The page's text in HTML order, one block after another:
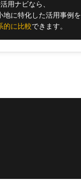
用ナビなら、
地に特化した活用事例を
的に比較できます。